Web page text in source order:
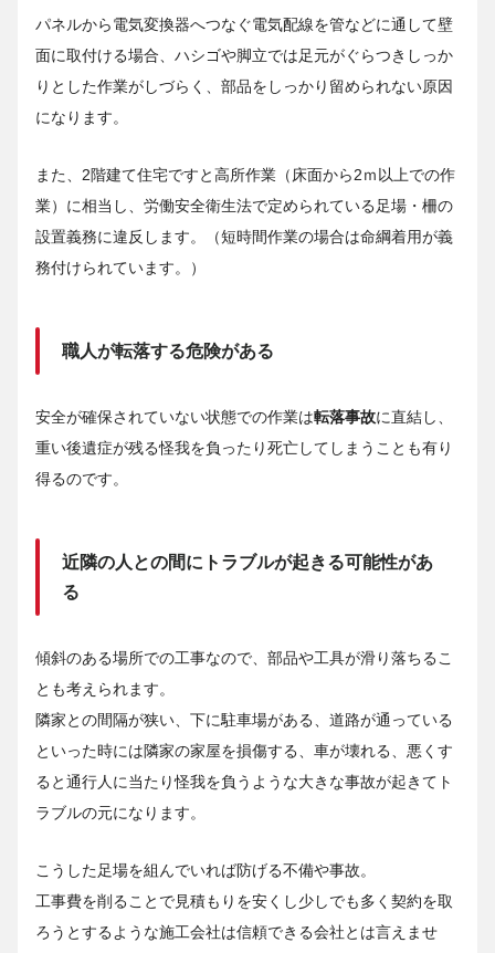
パネルから電気変換器へつなぐ電気配線を管などに通して壁
面に取付ける場合、ハシゴや脚立では足元がぐらつきしっか
りとした作業がしづらく、部品をしっかり留められない原因
になります。
また、2階建て住宅ですと高所作業（床面から2ｍ以上での作
業）に相当し、労働安全衛生法で定められている足場・柵の
設置義務に違反します。（短時間作業の場合は命綱着用が義
務付けられています。）
職人が転落する危険がある
安全が確保されていない状態での作業は転落事故に直結し、
重い後遺症が残る怪我を負ったり死亡してしまうことも有り
得るのです。
近隣の人との間にトラブルが起きる可能性があ
る
傾斜のある場所での工事なので、部品や工具が滑り落ちるこ
とも考えられます。
隣家との間隔が狭い、下に駐車場がある、道路が通っている
といった時には隣家の家屋を損傷する、車が壊れる、悪くす
ると通行人に当たり怪我を負うような大きな事故が起きてト
ラブルの元になります。
こうした足場を組んでいれば防げる不備や事故。
工事費を削ることで見積もりを安くし少しでも多く契約を取
ろうとするような施工会社は信頼できる会社とは言えませ